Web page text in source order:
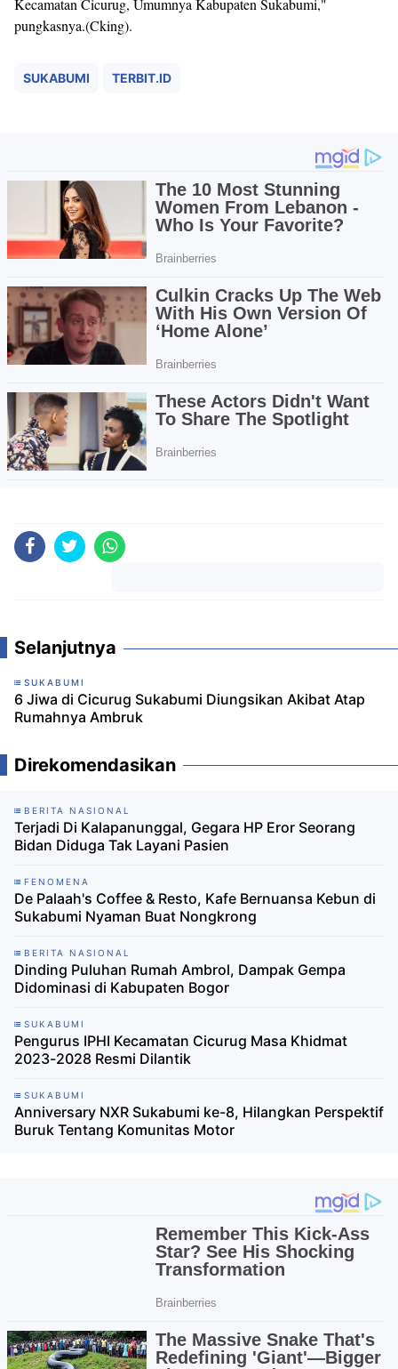
pungkasnya.(Cking).
SUKABUMI TERBIT.ID
Selanjutnya
SUKABUMI
6 Jiwa di Cicurug Sukabumi Diungsikan Akibat Atap
Rumahnya Ambruk
Direkomendasikan
BERITA NASIONAL
Terjadi Di Kalapanunggal, Gegara HP Eror Seorang
Bidan Diduga Tak Layani Pasien
FENOMENA
De Palaah's Coffee & Resto, Kafe Bernuansa Kebun di
Sukabumi Nyaman Buat Nongkrong
BERITA NASIONAL
Dinding Puluhan Rumah Ambrol, Dampak Gempa
Didominasi di Kabupaten Bogor
SUKABUMI
Pengurus IPHI Kecamatan Cicurug Masa Khidmat
2023-2028 Resmi Dilantik
SUKABUMI
Anniversary NXR Sukabumi ke-8, Hilangkan Perspektif
Buruk Tentang Komunitas Motor